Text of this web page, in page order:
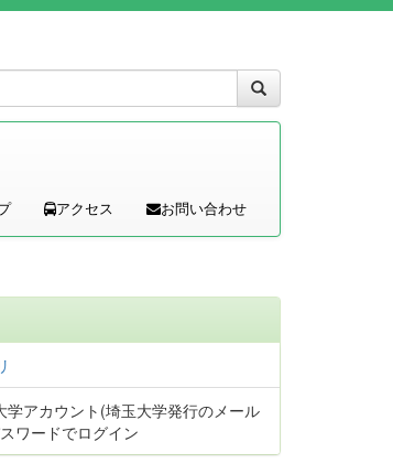
アクセス お問い合わせ
込
学アカウント(埼玉大学発行のメール
ワードでログイン